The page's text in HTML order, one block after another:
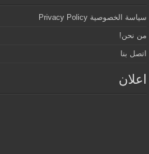
سياسة الخصوصية Privacy Policy
من نحن!
اتصل بنا
اعلان